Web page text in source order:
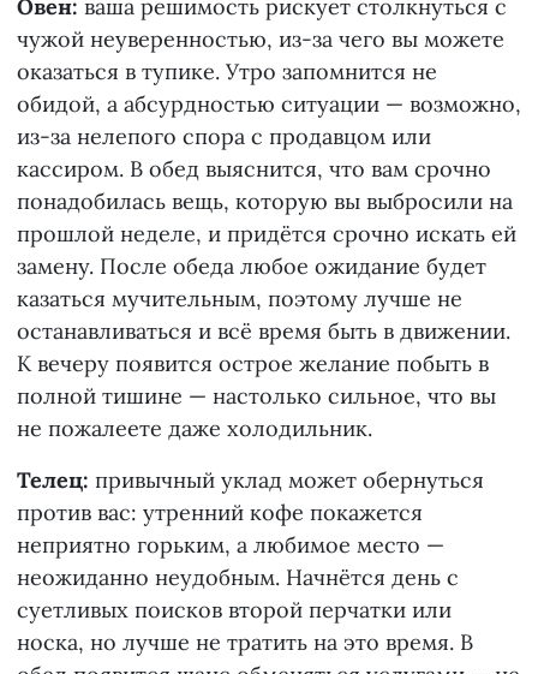
Овен: ваша решимость рискует столкнуться с
чужой неуверенностью, из-за чего вы можете
оказаться в тупике. Утро запомнится не
обидой, а абсурдностью ситуации — возможно,
из-за нелепого спора с продавцом или
кассиром. В обед выяснится, что вам срочно
понадобилась вещь, которую вы выбросили на
прошлой неделе, и придётся срочно искать ей
замену. После обеда любое ожидание будет
казаться мучительным, поэтому лучше не
останавливаться и всё время быть в движении.
К вечеру появится острое желание побыть в
полной тишине — настолько сильное, что вы
не пожалеете даже холодильник.
Телец: привычный уклад может обернуться
против вас: утренний кофе покажется
неприятно горьким, а любимое место —
неожиданно неудобным. Начнётся день с
суетливых поисков второй перчатки или
носка, но лучше не тратить на это время. В